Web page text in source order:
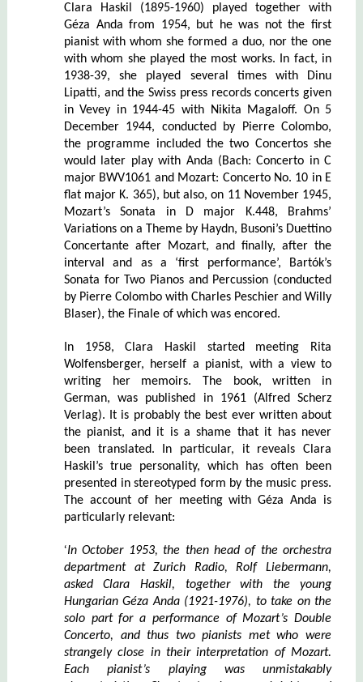
Clara Haskil (1895-1960) played together with
Géza Anda from 1954, but he was not the first
pianist with whom she formed a duo, nor the one
with whom she played the most works.
In fact, in
1938-39, she played several times with Dinu
Lipatti, and the Swiss press records concerts given
in Vevey in 1944-45 with Nikita Magaloff. On 5
December 1944, conducted by Pierre Colombo,
the programme included the two Concertos she
would later play with Anda (Bach: Concerto in C
major BWV1061 and Mozart: Concerto No. 10 in E
flat major K. 365), but also, on 11 November 1945,
Mozart’s Sonata in D major K.448, Brahms’
Variations on a Theme by Haydn, Busoni’s Duettino
Concertante after Mozart, and finally, after the
interval and as a ‘first performance’, Bartók’s
Sonata for Two Pianos and Percussion (conducted
by Pierre Colombo with Charles Peschier and Willy
Blaser), the Finale of which was encored.
In 1958, Clara Haskil started meeting Rita
Wolfensberger, herself a pianist, with a view to
writing her memoirs. The book, written in
German, was published in 1961 (Alfred Scherz
Verlag). It is probably the best ever written about
the pianist, and it is a shame that it has never
been translated. In particular, it reveals Clara
Haskil’s true personality, which has often been
presented in stereotyped form by the music press.
The account of her meeting with Géza Anda is
particularly relevant:
‘In October 1953, the then head of the orchestra
department at Zurich Radio, Rolf Liebermann,
askedClara Haskil, together with the young
Hungarian Géza Anda (1921-1976), to take on the
solo part for a performance of Mozart’sDouble
Concerto, and thus two pianists met who were
strangely close in their interpretation of Mozart.
Each pianist’s playing was unmistakably